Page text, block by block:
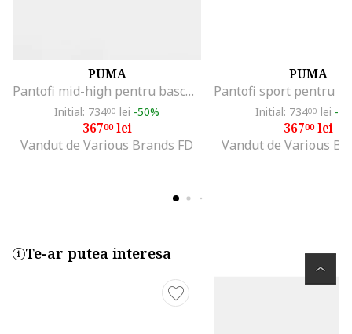
PUMA
Pantofi mid-high pentru baschet Rise Nitro, Verde/Albastru
Initial: 73400 lei -50%
36700lei
Vandut de Various Brands FD
PUMA
Initial: 73400 lei -
36700lei
Vandut de Various
Te-ar putea interesa